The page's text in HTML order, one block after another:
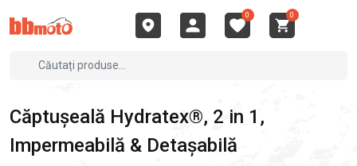
0 0
Căptușeală Hydratex®, 2 in 1,
Impermeabilă & Detașabilă